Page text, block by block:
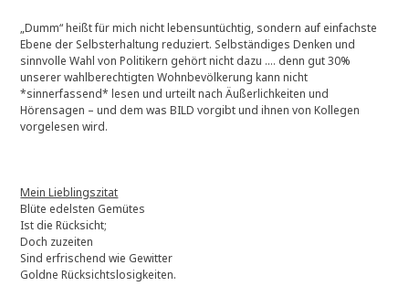
„Dumm“ heißt für mich nicht lebensuntüchtig, sondern auf einfachste
Ebene der Selbsterhaltung reduziert. Selbständiges Denken und
sinnvolle Wahl von Politikern gehört nicht dazu …. denn gut 30%
unserer wahlberechtigten Wohnbevölkerung kann nicht
*sinnerfassend* lesen und urteilt nach Äußerlichkeiten und
Hörensagen – und dem was BILD vorgibt und ihnen von Kollegen
vorgelesen wird.
Mein Lieblingszitat
Blüte edelsten Gemütes
Ist die Rücksicht;
Doch zuzeiten
Sind erfrischend wie Gewitter
Goldne Rücksichtslosigkeiten.